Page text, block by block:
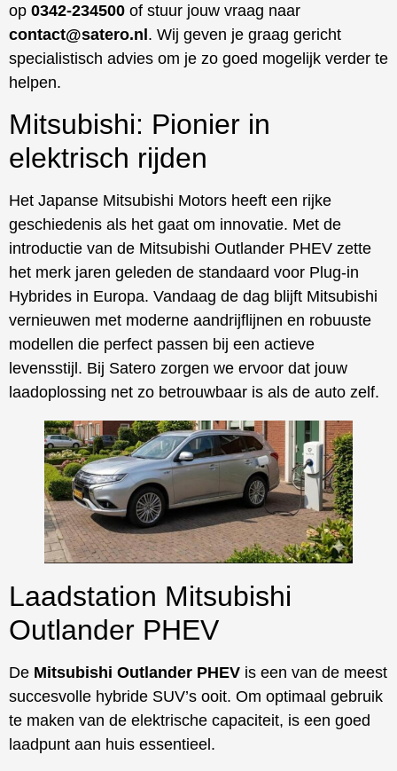
op 0342-234500 of stuur jouw vraag naar
contact@satero.nl. Wij geven je graag gericht
specialistisch advies om je zo goed mogelijk verder te
helpen.
Mitsubishi: Pionier in
elektrisch rijden
Het Japanse Mitsubishi Motors heeft een rijke
geschiedenis als het gaat om innovatie. Met de
introductie van de Mitsubishi Outlander PHEV zette
het merk jaren geleden de standaard voor Plug-in
Hybrides in Europa. Vandaag de dag blijft Mitsubishi
vernieuwen met moderne aandrijflijnen en robuuste
modellen die perfect passen bij een actieve
levensstijl. Bij Satero zorgen we ervoor dat jouw
laadoplossing net zo betrouwbaar is als de auto zelf.
Laadstation Mitsubishi
Outlander PHEV
De Mitsubishi Outlander PHEV is een van de meest
succesvolle hybride SUV’s ooit. Om optimaal gebruik
te maken van de elektrische capaciteit, is een goed
laadpunt aan huis essentieel.